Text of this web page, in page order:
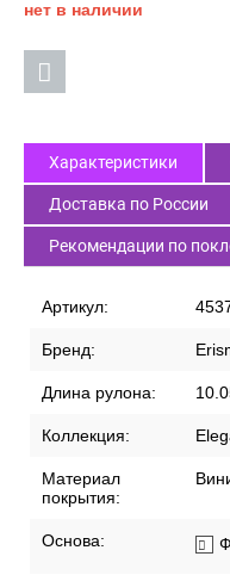
нет в наличии
Характеристики
Доставка по России
Рекомендации по
Артикул:
Бренд:
Длина рулона:
Коллекция:
Материал
покрытия:
Основа: